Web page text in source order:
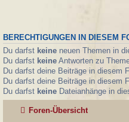
BERECHTIGUNGEN IN DIESEM
Du darfst keine neuen Themen in
Du darfst keine Antworten zu
Du darfst deine Beiträge in diesem
Du darfst deine Beiträge in diesem
Du darfst keine Dateianhänge in
Foren-Übersicht